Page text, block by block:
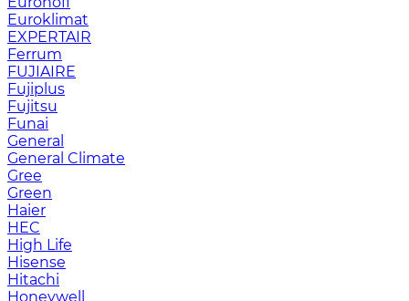
Euroklimat
EXPERTAIR
Ferrum
FUJIAIRE
Fujiplus
Fujitsu
Funai
General
General Climate
Gree
Green
Haier
HEC
High Life
Hisense
Hitachi
Honeywell